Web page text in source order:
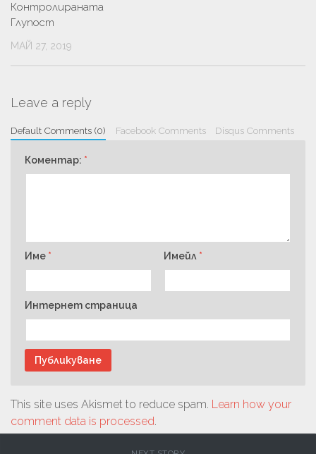
Контролираната
Глупост
МАЙ 27, 2019
Leave a reply
Default Comments (0) Facebook Comments Disqus Comments
Коментар: *
Име * Имейл *
Интернет страница
This site uses Akismet to reduce spam. Learn how your
comment data is processed